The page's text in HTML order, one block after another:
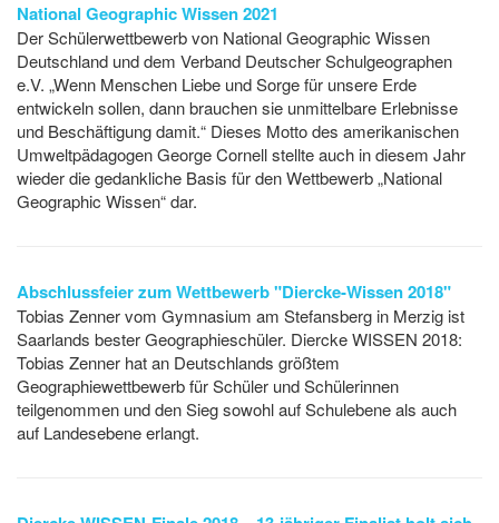
National Geographic Wissen 2021
Der Schülerwettbewerb von National Geographic Wissen
Deutschland und dem Verband Deutscher Schulgeographen
e.V. „Wenn Menschen Liebe und Sorge für unsere Erde
entwickeln sollen, dann brauchen sie unmittelbare Erlebnisse
und Beschäftigung damit.“ Dieses Motto des amerikanischen
Umweltpädagogen George Cornell stellte auch in diesem Jahr
wieder die gedankliche Basis für den Wettbewerb „National
Geographic Wissen“ dar.
Abschlussfeier zum Wettbewerb "Diercke-Wissen 2018"
Tobias Zenner vom Gymnasium am Stefansberg in Merzig ist
Saarlands bester Geographieschüler. Diercke WISSEN 2018:
Tobias Zenner hat an Deutschlands größtem
Geographiewettbewerb für Schüler und Schülerinnen
teilgenommen und den Sieg sowohl auf Schulebene als auch
auf Landesebene erlangt.